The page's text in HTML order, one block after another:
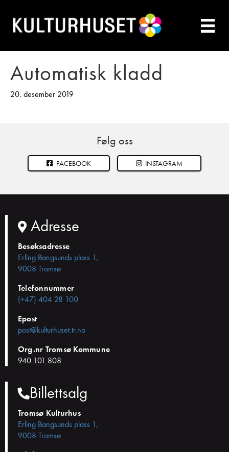
Automatisk kladd
20. desember 2019
Følg oss
FACEBOOK INSTAGRAM
Adresse
Besøksadresse
Erling Bangsunds plass 1,
9008 Tromsø
Telefonnummer
(+47) 404 28 100
Epost
post@kulturhuset.tr.no
Org.nr Tromsø Kommune
940 101 808
Billettsalg
Tromsø Kulturhus
Erling Bangsunds plass 1,
9008 Tromsø